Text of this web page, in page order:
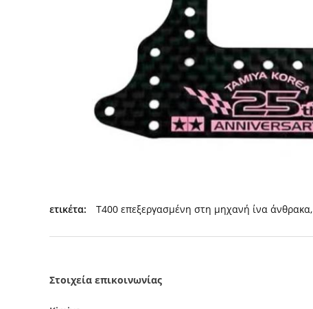
ετικέτα: T400 επεξεργασμένη στη μηχανή ίνα άνθρακα,
Στοιχεία επικοινωνίας